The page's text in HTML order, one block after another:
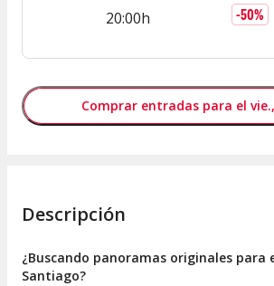
20:00h -50%
Comprar entradas para el
Descripción
¿Buscando panoramas originales para
Santiago?